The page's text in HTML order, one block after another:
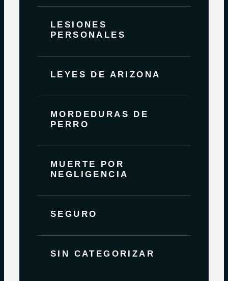
LESIONES
PERSONALES
LEYES DE ARIZONA
MORDEDURAS DE
PERRO
MUERTE POR
NEGLIGENCIA
SEGURO
SIN CATEGORIZAR